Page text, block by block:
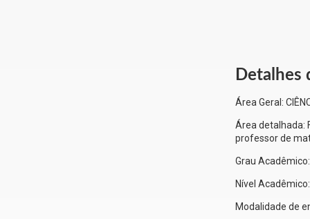
Detalhes
Área Geral:
Área detalhada:
professor de
Grau
Nível
Modalidade de